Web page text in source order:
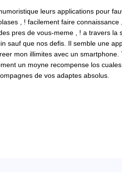
leurs applications pour
, ! facilement faire connaissance
pres de vous-meme , ! a travers la
sauf que nos defis. Il semble une
mon illimites avec un smartphone.
un moyne recompense los
de vos adaptes absolus.